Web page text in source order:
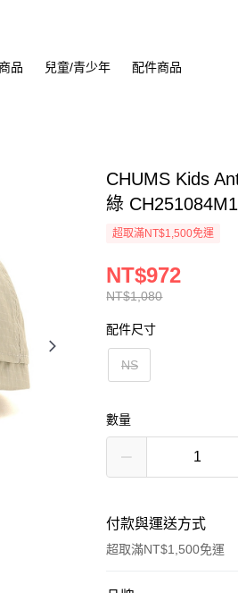
品 兒童/青少年 配件商品
CHUMS Kids
綠
超取滿NT$1,500免運
NT$1,080
NT$972
配件尺寸
NS
數量
付款與運送方式
超取滿NT$1,500免運